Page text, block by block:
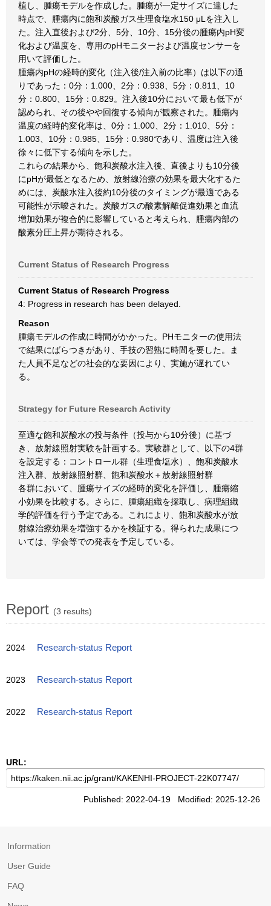
植し、腫瘍モデルを作成した。腫瘍が一定サイズに達した
時点で、腫瘍内に飽和炭酸ガス生理食塩水150 μLを注入し
た。注入直後および2分、5分、10分、15分後の腫瘍内pH変
化および温度を、専用のpHモニターおよび温度センサーを
用いて評価した。
腫瘍内pHの経時的変化（注入後/注入前の比率）は以下の通
りであった：0分：1.000、2分：0.938、5分：0.811、10
分：0.800、15分：0.829。注入後10分において最も低下が
認められ、その後やや回復する傾向が観察された。腫瘍内
温度の経時的変化率は、0分：1.000、2分：1.010、5分：
1.003、10分：0.985、15分：0.980であり、温度は注入後
徐々に低下する傾向を示した。
これらの結果から、飽和炭酸水注入後、直後よりも10分後
にpHが最低となるため、放射線治療の効果を最大化するた
めには、炭酸水注入後約10分後のタイミングが最適である
可能性が示唆された。炭酸ガスの酸素解離促進効果と血流
増加効果が複合的に影響していると考えられ、腫瘍内部の
酸素分圧上昇が期待される。
Current Status of Research Progress
Current Status of Research Progress
4: Progress in research has been delayed.
Reason
腫瘍モデルの作成に時間がかかった。PHモニターの使用法
で結果にばらつきがあり、手技の習熟に時間を要した。ま
た人員不足などの社会的な要因により、実施が遅れてい
る。
Strategy for Future Research Activity
至適な飽和炭酸水の投与条件（投与から10分後）に基づ
き、放射線照射実験を計画する。実験群として、以下の4群
を設定する：コントロール群（生理食塩水）、飽和炭酸水
注入群、放射線照射群、飽和炭酸水＋放射線照射群
各群において、腫瘍サイズの経時的変化を評価し、腫瘍縮
小効果を比較する。さらに、腫瘍組織を採取し、病理組織
学的評価を行う予定である。これにより、飽和炭酸水が放
射線治療効果を増強するかを検証する。得られた成果につ
いては、学会等での発表を予定している。
Report (3 results)
2024 Research-status Report
2023 Research-status Report
2022 Research-status Report
URL:
Published: 2022-04-19 Modified: 2025-12-26
Information
User Guide
FAQ